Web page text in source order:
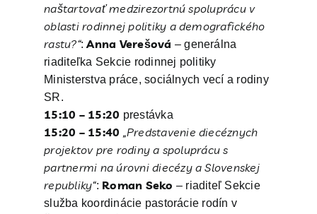
naštartovať medzirezortnú spoluprácu v
oblasti rodinnejpolitiky a demografického
rastu?“:Anna Verešová – generálna
riaditeľka Sekcie rodinnej politiky
Ministerstva práce, sociálnych vecí a rodiny
SR.
15:10 – 15:20 prestávka
15:20 – 15:40 „Predstavenie diecéznych
projektov pre rodiny a spoluprácu s
partnermi na úrovnidiecézy a Slovenskej
republiky“: Roman Seko – riaditeľ Sekcie
služba koordinácie pastorácie rodín v